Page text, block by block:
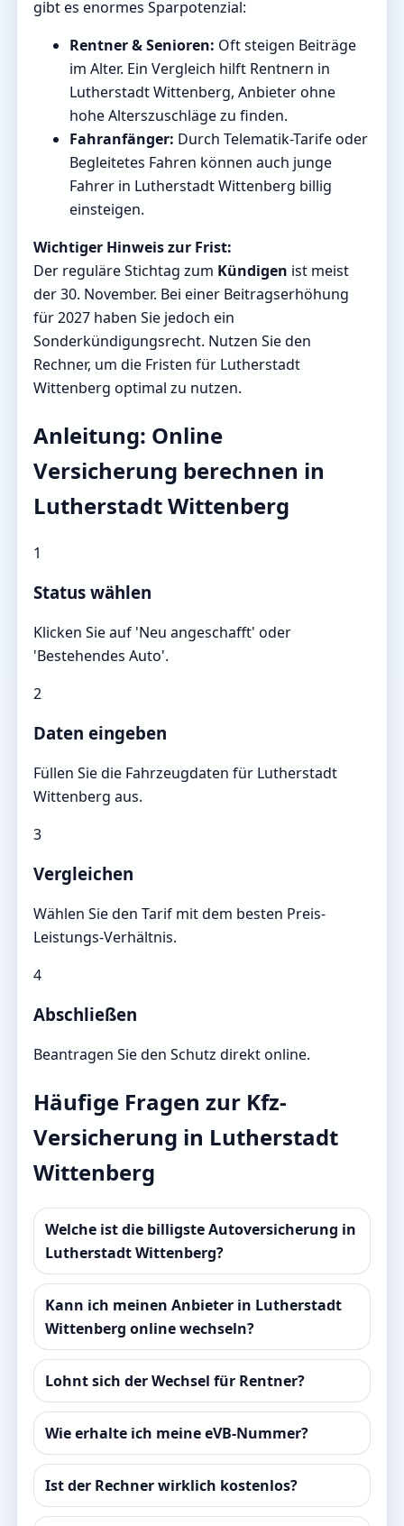
gibt es enormes Sparpotenzial:
Rentner & Senioren: Oft steigen Beiträge
im Alter. Ein Vergleich hilft Rentnern in
Lutherstadt Wittenberg, Anbieter ohne
hohe Alterszuschläge zu finden.
Fahranfänger: Durch Telematik-Tarife oder
Begleitetes Fahren können auch junge
Fahrer in Lutherstadt Wittenberg billig
einsteigen.
Wichtiger Hinweis zur Frist:
Der reguläre Stichtag zum Kündigen ist meist
der 30. November. Bei einer Beitragserhöhung
für 2027 haben Sie jedoch ein
Sonderkündigungsrecht. Nutzen Sie den
Rechner, um die Fristen für Lutherstadt
Wittenberg optimal zu nutzen.
Anleitung: Online
Versicherung berechnen in
Lutherstadt Wittenberg
1
Status wählen
Klicken Sie auf 'Neu angeschafft' oder
'Bestehendes Auto'.
2
Daten eingeben
Füllen Sie die Fahrzeugdaten für Lutherstadt
Wittenberg aus.
3
Vergleichen
Wählen Sie den Tarif mit dem besten Preis-
Leistungs-Verhältnis.
4
Abschließen
Beantragen Sie den Schutz direkt online.
Häufige Fragen zur Kfz-
Versicherung in Lutherstadt
Wittenberg
Welche ist die billigste Autoversicherung in
Lutherstadt Wittenberg?
Kann ich meinen Anbieter in Lutherstadt
Wittenberg online wechseln?
Lohnt sich der Wechsel für Rentner?
Wie erhalte ich meine eVB-Nummer?
Ist der Rechner wirklich kostenlos?